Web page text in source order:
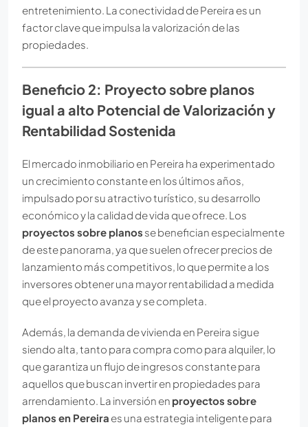
entretenimiento. La conectividad de Pereira es un
factor clave que impulsa la valorización de las
propiedades.
Beneficio 2: Proyecto sobre planos
igual a alto Potencial de Valorización y
Rentabilidad Sostenida
El mercado inmobiliario en Pereira ha experimentado
un crecimiento constante en los últimos años,
impulsado por su atractivo turístico, su desarrollo
económico y la calidad de vida que ofrece. Los
proyectos sobre planos se benefician especialmente
de este panorama, ya que suelen ofrecer precios de
lanzamiento más competitivos, lo que permite a los
inversores obtener una mayor rentabilidad a medida
que el proyecto avanza y se completa.
Además, la demanda de vivienda en Pereira sigue
siendo alta, tanto para compra como para alquiler, lo
que garantiza un flujo de ingresos constante para
aquellos que buscan invertir en propiedades para
arrendamiento. La inversión en proyectos sobre
planos en Pereira es una estrategia inteligente para